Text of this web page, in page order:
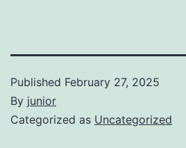
Published February 27, 2025
By junior
Categorized as Uncategorized